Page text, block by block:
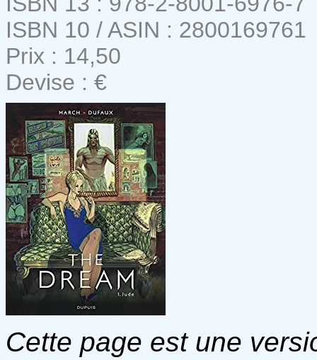
ISBN 10 / ASIN : 2800169761
Prix : 14,50
Devise : €
Cette page est une